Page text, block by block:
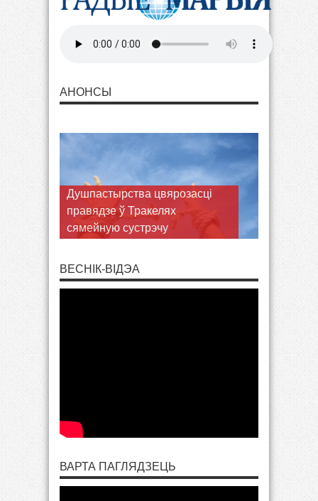
АНОНСЫ
Душпастырства цвярозасці
правядзе ў Тракелях
сямейную сустрэчу
ВЕСНІК-ВІДЭА
ВАРТА ПАГЛЯДЗЕЦЬ